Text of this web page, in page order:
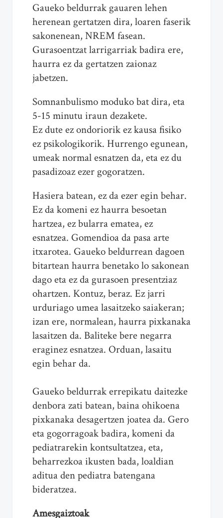
Gaueko beldurrak gauaren lehen
herenean gertatzen dira, loaren faserik
sakonenean, NREM fasean.
Gurasoentzat larrigarriak badira ere,
haurra ez da gertatzen zaionaz
jabetzen.
Somnanbulismo moduko bat dira, eta
5-15 minutu iraun dezakete.
Ez dute ez ondoriorik ez kausa fisiko
ez psikologikorik. Hurrengo egunean,
umeak normal esnatzen da, eta ez du
pasadizoaz ezer gogoratzen.
Hasiera batean, ez da ezer egin behar.
Ez da komeni ez haurra besoetan
hartzea, ez bularra ematea, ez
esnatzea. Gomendioa da pasa arte
itxarotea. Gaueko beldurrean dagoen
bitartean haurra benetako lo sakonean
dago eta ez da gurasoen presentziaz
ohartzen. Kontuz, beraz. Ez jarri
urduriago umea lasaitzeko saiakeran;
izan ere, normalean, haurra pixkanaka
lasaitzen da. Baliteke bere negarra
eraginez esnatzea. Orduan, lasaitu
egin behar da.
Gaueko beldurrak errepikatu daitezke
denbora zati batean, baina ohikoena
pixkanaka desagertzen joatea da. Gero
eta gogorragoak badira, komeni da
pediatrarekin kontsultatzea, eta,
beharrezkoa ikusten bada, loaldian
aditua den pediatra batengana
bideratzea.
Amesgaiztoak